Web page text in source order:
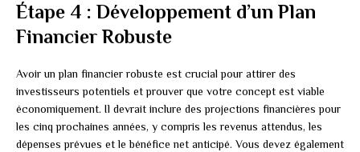
Étape 4 : Développement d’un Plan
Financier Robuste
Avoir un plan financier robuste est crucial pour attirer des
investisseurs potentiels et prouver que votre concept est viable
économiquement. Il devrait inclure des projections financières pour
les cinq prochaines années, y compris les revenus attendus, les
dépenses prévues et le bénéfice net anticipé. Vous devez également